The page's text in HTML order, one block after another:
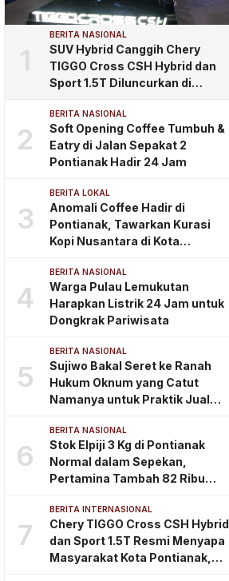
1
BERITA NASIONAL
SUV Hybrid Canggih Chery
TIGGO Cross CSH Hybrid dan
Sport 1.5T Diluncurkan di
Kemewahan dan Teknologi
Masa Depan
2
BERITA NASIONAL
Soft Opening Coffee Tumbuh &
Eatry di Jalan Sepakat 2
Pontianak Hadir 24 Jam
3
BERITA LOKAL
Anomali Coffee Hadir di
Pontianak, Tawarkan Kurasi
Kopi Nusantara di Kota
4
BERITA NASIONAL
Warga Pulau Lemukutan
Harapkan Listrik 24 Jam untuk
Dongkrak Pariwisata
5
BERITA NASIONAL
Sujiwo Bakal Seret ke Ranah
Hukum Oknum yang Catut
Namanya untuk Praktik Jual
6
BERITA NASIONAL
Stok Elpiji 3 Kg di Pontianak
Normal dalam Sepekan,
Pertamina Tambah 82 Ribu
7
BERITA INTERNASIONAL
Chery TIGGO Cross CSH Hybrid
dan Sport 1.5T Resmi Menyapa
Masyarakat Kota Pontianak,